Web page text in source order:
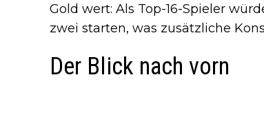
Gold wert: Als Top-16-Spieler
zwei starten, was zusätzliche
Der Blick nach vorn